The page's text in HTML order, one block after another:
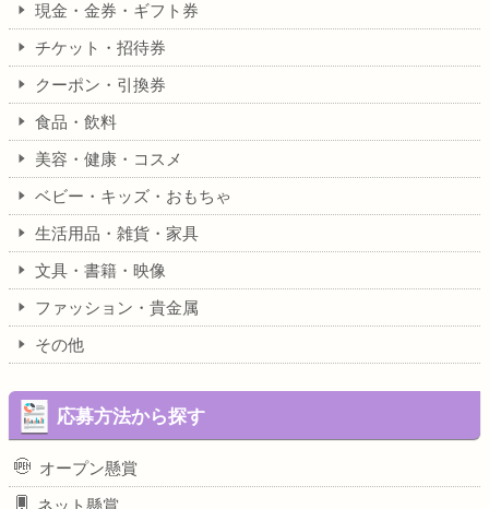
現金・金券・ギフト券
チケット・招待券
クーポン・引換券
食品・飲料
美容・健康・コスメ
ベビー・キッズ・おもちゃ
生活用品・雑貨・家具
文具・書籍・映像
ファッション・貴金属
その他
応募方法から探す
オープン懸賞
ネット懸賞